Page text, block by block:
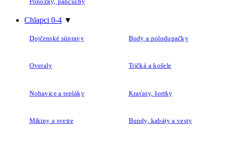
Chlapci 0-4 ▼
Dojčenské súpravy Body a polodupačky
Overaly Tričká a košele
Nohavice a tepláky Kraťasy, šortky
Mikiny a svetre Bundy, kabáty a vesty